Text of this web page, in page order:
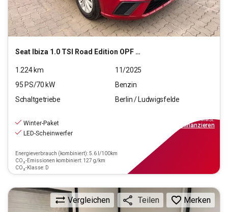
Seat Ibiza 1.0 TSI Road Edition OPF (EURO 6e)
1.224km
11/2025
95 PS/70 kW
Benzin
Schaltgetriebe
Berlin / Ludwigsfelde
Winter-Paket
LED-Scheinwerfer
Energieverbrauch (kombiniert): 5.6 l/100km
CO₂-Emissionen kombiniert: 127 g/km
CO₂-Klasse: D
inkl.MwSt.
finanzieren
Vergleichen Teilen Merken